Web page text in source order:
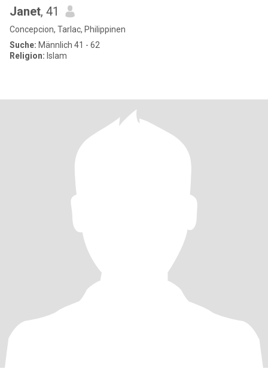
Janet, 41
Concepcion, Tarlac, Philippinen
Suche: Männlich 41 - 62
Religion: Islam